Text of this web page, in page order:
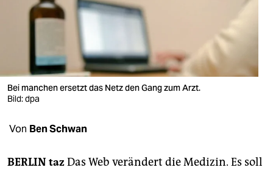
nord
verlag
verlag
shop
fragen & hilfe
Bei manchen ersetzt das Netz den Gang zum Arzt.
Bild: dpa
Von Ben Schwan
BERLIN taz Das Web verändert die Medizin. Es soll